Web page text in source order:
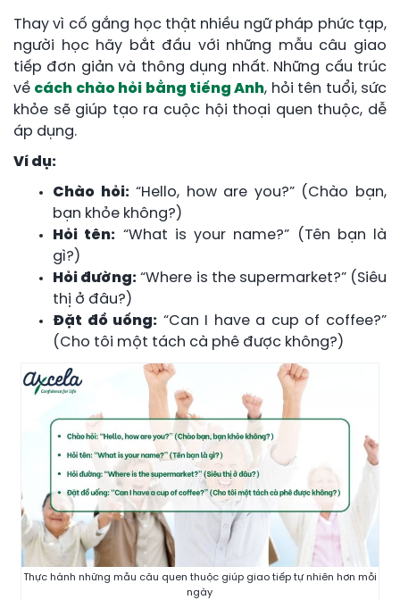
Thay vì cố gắng học thật nhiều ngữ pháp phức tạp,
người học hãy bắt đầu với những mẫu câu giao
tiếp đơn giản và thông dụng nhất. Những cấu trúc
về cách chào hỏi bằng tiếng Anh, hỏi tên tuổi, sức
khỏe sẽ giúp tạo ra cuộc hội thoại quen thuộc, dễ
áp dụng.
Ví dụ:
Chào hỏi:“Hello, how are you?” (Chào bạn,
bạn khỏe không?)
Hỏi tên: “What is your name?” (Tên bạn là
gì?)
Hỏi đường: “Where is the supermarket?” (Siêu
thị ở đâu?)
Đặt đồ uống: “Can I have a cup of coffee?”
(Cho tôi một tách cà phê được không?)
Thực hành những mẫu câu quen thuộc giúp giao tiếp tự nhiên hơn mỗi
ngày